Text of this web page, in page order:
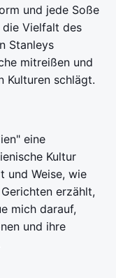
und jede Soße
die Vielfalt des
Stanleys
mitreißen und
Kulturen schlägt.
eine
Kultur
und Weise, wie
erzählt,
mich darauf,
und ihre